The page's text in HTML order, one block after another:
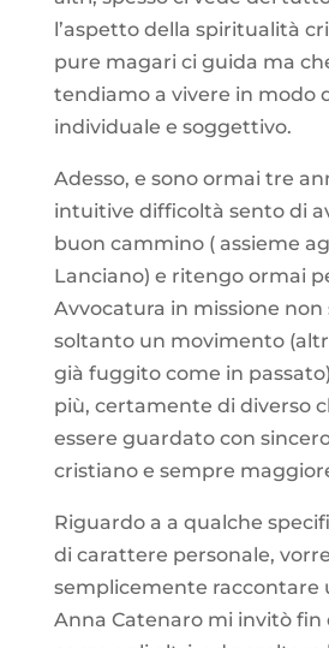
l’aspetto della spiritualità
pure magari ci guida ma
tendiamo a vivere in modo
individuale e soggettivo.
Adesso, e sono ormai tre
intuitive difficoltà sento di
buon cammino ( assieme
Lanciano) e ritengo ormai
Avvocatura in missione
soltanto un movimento
già fuggito come in
più, certamente di diverso
essere guardato con
cristiano e sempre
Riguardo a a qualche
di carattere personale,
semplicemente raccontare
Anna Catenaro mi invitò fin